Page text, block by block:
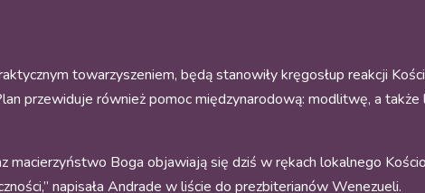
towarzyszeniem, będą stanowiły kręgosłup reakcji
przewiduje również pomoc międzynarodową: modlitwę, a
macierzyństwo Boga objawiają się dziś w rękach lokalnego
napisała Andrade w liście do prezbiterianów Wenezueli.